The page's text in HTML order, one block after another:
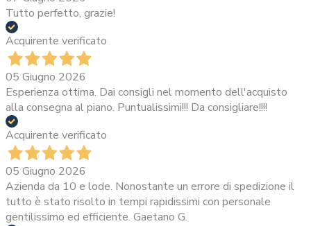
Tutto perfetto, grazie!
Acquirente verificato
05 Giugno 2026
Esperienza ottima. Dai consigli nel momento dell'acquisto
alla consegna al piano. Puntualissimi!!! Da consigliare!!!!
Acquirente verificato
05 Giugno 2026
Azienda da 10 e lode. Nonostante un errore di spedizione il
tutto è stato risolto in tempi rapidissimi con personale
gentilissimo ed efficiente. Gaetano G.